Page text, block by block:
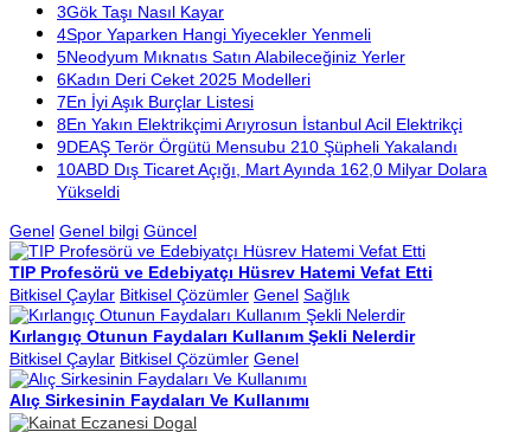
3Gök Taşı Nasıl Kayar
4Spor Yaparken Hangi Yiyecekler Yenmeli
5Neodyum Mıknatıs Satın Alabileceğiniz Yerler
6Kadın Deri Ceket 2025 Modelleri
7En İyi Aşık Burçlar Listesi
8En Yakın Elektrikçimi Arıyrosun İstanbul Acil Elektrikçi
9DEAŞ Terör Örgütü Mensubu 210 Şüpheli Yakalandı
10ABD Dış Ticaret Açığı, Mart Ayında 162,0 Milyar Dolara
Yükseldi
Genel Genel bilgi Güncel
TIP Profesörü ve Edebiyatçı Hüsrev Hatemi Vefat Etti
Bitkisel Çaylar Bitkisel Çözümler Genel Sağlık
Kırlangıç Otunun Faydaları Kullanım Şekli Nelerdir
Bitkisel Çaylar Bitkisel Çözümler Genel
Alıç Sirkesinin Faydaları Ve Kullanımı